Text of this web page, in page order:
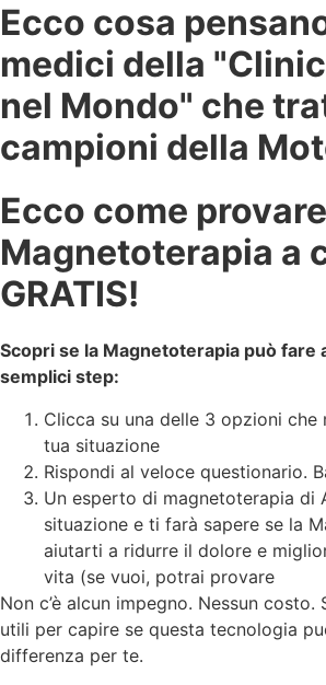
Ecco cosa
medici della
nel Mondo" che
campioni della
Ecco come
Magnetoterapia a
GRATIS!
Scopri se la Magnetoterapia può fare
semplici step:
Clicca su una delle 3 opzioni che
tua situazione
Rispondi al veloce questionario.
Un esperto di magnetoterapia di
situazione e ti farà sapere se la
aiutarti a ridurre il dolore e
vita (se vuoi, potrai provare
Non c’è alcun impegno. Nessun
utili per capire se questa tecnologia
differenza per te.